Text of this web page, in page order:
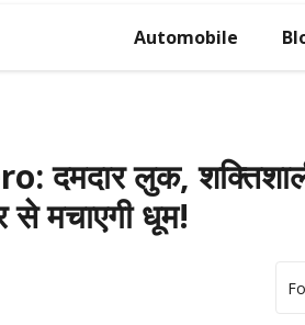
Automobile
दमदार लुक,
से मचाएगी धूम!